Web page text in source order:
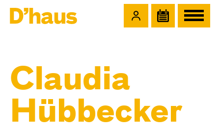
Claudia
Hübbecker